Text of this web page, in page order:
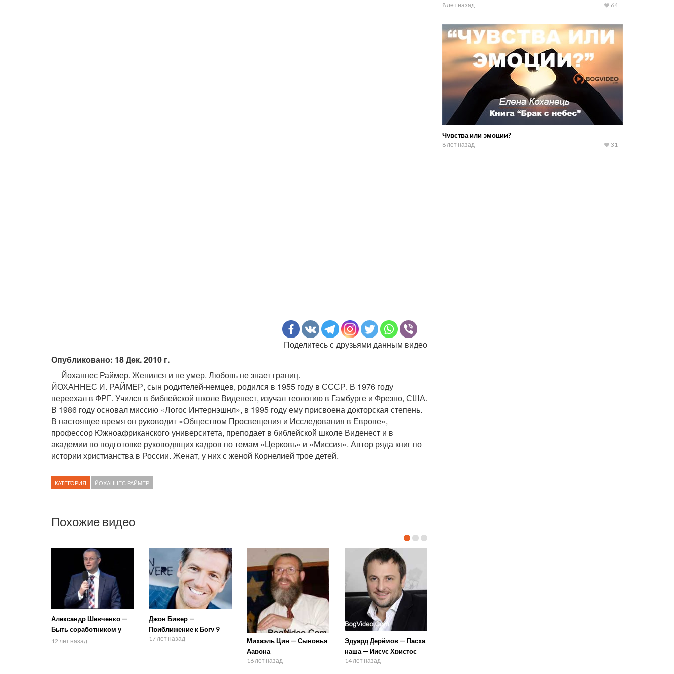
Поделитесь с друзьями данным видео
Опубликовано: 18 Дек. 2010 г.
Йоханнес Раймер. Женился и не умер. Любовь не знает границ.
ЙОХАННЕС И. РАЙМЕР, сын родителей-немцев, родился в 1955 году в СССР. В 1976 году
переехал в ФРГ. Учился в библейской школе Виденест, изучал теологию в Гамбурге и Фрезно, США.
В 1986 году основал миссию «Логос Интернэшнл», в 1995 году ему присвоена докторская степень.
В настоящее время он руководит «Обществом Просвещения и Исследования в Европе»,
профессор Южноафриканского университета, преподает в библейской школе Виденест и в
академии по подготовке руководящих кадров по темам «Церковь» и «Миссия». Автор ряда книг по
истории христианства в России. Женат, у них с женой Корнелией трое детей.
КАТЕГОРИЯ ЙОХАННЕС РАЙМЕР
Похожие видео
Александр Шевченко —
Быть соработником у
Бога 2
12 лет назад
Джон Бивер —
Приближение к Богу 9
17 лет назад
Михаэль Цин — Сыновья
Аарона
16 лет назад
Эдуард Дерёмов — Пасха
наша — Иисус Христос
14 лет назад
8 лет назад 64
Чувства или эмоции?
8 лет назад 31